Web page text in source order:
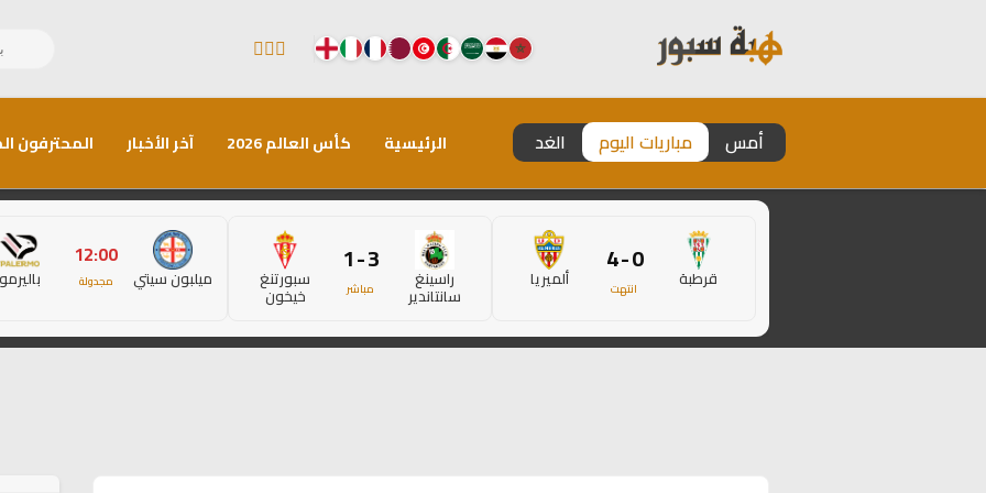
أمس مباريات اليوم الغد الرئيسية كأس العالم 2026 آخر الأخبار المحترفون
قرطبة 0 - 4
انتهت ألميريا راسينغ
سانتاندير
3 - 1
مباشر سبورتنغ
خيخون
ميلبون سيتي
12:00
مجدولة باليرمو